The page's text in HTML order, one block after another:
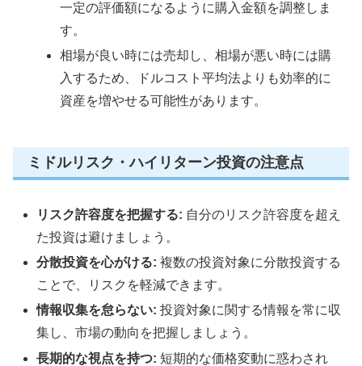
一定の評価額になるように購入金額を調整しま
す。
相場が良い時には売却し、相場が悪い時には購
入するため、ドルコスト平均法よりも効率的に
資産を増やせる可能性があります。
ミドルリスク・ハイリターン投資の注意点
リスク許容度を把握する: 自分のリスク許容度を超え
た投資は避けましょう。
分散投資を心がける: 複数の投資対象に分散投資する
ことで、リスクを軽減できます。
情報収集を怠らない: 投資対象に関する情報を常に収
集し、市場の動向を把握しましょう。
長期的な視点を持つ: 短期的な価格変動に惑わされ